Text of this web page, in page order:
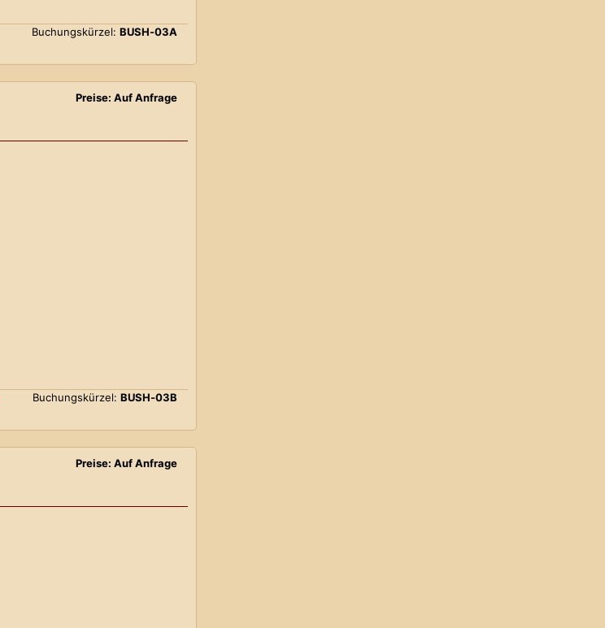
Buchungskürzel: BUSH-03A
Preise: Auf Anfrage
Buchungskürzel: BUSH-03B
Preise: Auf Anfrage